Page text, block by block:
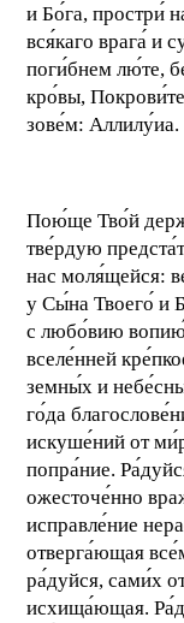
и Бо́га, простри́
вся́каго врага́ и
поги́бнем лю́те,
кро́вы,
зове́м: Аллилу́иа.
Пою́ще Тво́й
тве́рдую
нас моля́щейся:
у Сы́на Твоего́ и
с любо́вию
вселе́нней
земны́х и
го́да
искуше́ний от
попра́ние.
ожесточе́нно
исправле́ние
отверга́ющая
ра́дуйся, сами́х
исхища́ющая.